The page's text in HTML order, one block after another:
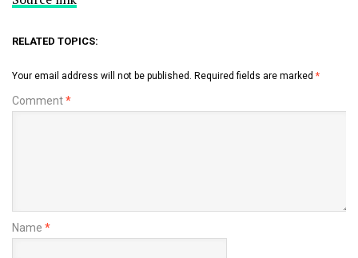
RELATED TOPICS:
Your email address will not be published. Required fields are marked *
Comment*
Name *